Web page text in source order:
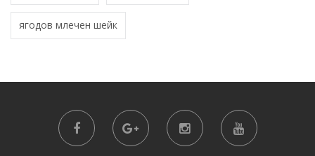
ягодов млечен шейк